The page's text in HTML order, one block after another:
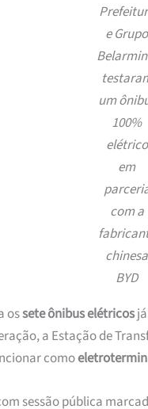
e Grupo
um
100%
elétrico
em
com a
chinesa
BYD
ossete ônibus elétricosjá
a Estação de
como
sessão pública